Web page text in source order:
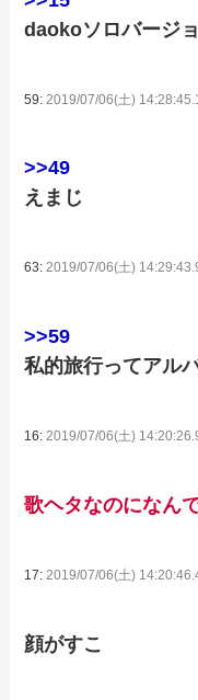
daokoソロバージ
59: 2019/07/06(土)
>>49
えまじ
63:2019/07/06(土)
>>59
私的旅行ってアル
16:2019/07/06(土)
歌ヘタなのになん
17:2019/07/06(土)
顔がすこ